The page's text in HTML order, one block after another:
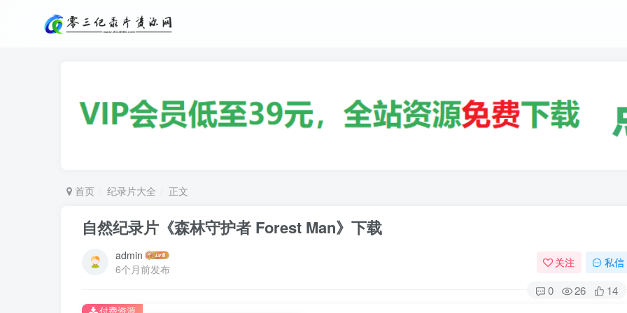
首页 纪录片大全 正文
自然纪录片《森林守护者 Forest Man》下载
admin
6个月前发布
关注 私信
0 26 14